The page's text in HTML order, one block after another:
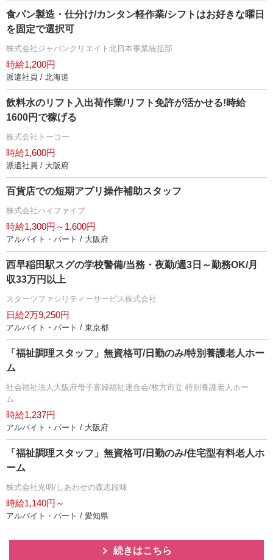
食パン製造・仕分け/カンタン軽作業/シフトはお好きな曜日
を固定で選択可
株式会社ジャパンクリエイト北日本事業統括部
時給1,200円
派遣社員 / 北海道
飲料水のリフト入出荷作業/リフト免許が活かせる!時給
1600円で稼げる
株式会社トーコー
時給1,600円
派遣社員 / 大阪府
百貨店での短期アプリ操作補助スタッフ
株式会社ハイファイブ
時給1,300円～1,600円
アルバイト・パート / 大阪府
西早稲田駅スグの学校警備/当務・夜勤/週3日～勤務OK/月
収33万円以上
スターツファシリティーサービス株式会社
日給2万9,250円
アルバイト・パート / 東京都
「福祉調理スタッフ」無資格可/日勤のみ/特別養護老人ホー
ム
社会福祉法人大阪府母子寡婦福祉連合会/枚方市立 特別養護老人ホー
ム
時給1,237円
アルバイト・パート / 大阪府
「福祉調理スタッフ」無資格可/日勤のみ/住宅型有料老人ホ
ーム
株式会社光明/しあわせの森志段味
時給1,140円～
アルバイト・パート / 愛知県
続きはこちら